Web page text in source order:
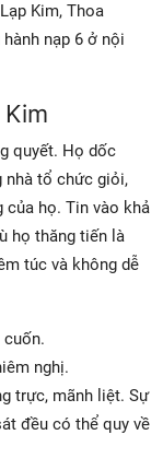
Kim, Thoa
nạp 6 ở nội
quyết. Họ dốc
nhà tổ chức giỏi,
của họ. Tin vào khả
họ thăng tiến là
túc và không dễ
nghị.
trực, mãnh liệt. Sự
đều có thể quy về